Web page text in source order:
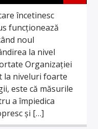
încetinesc
funcționează
noul
la nivel
Organizației
la niveluri foarte
este că măsurile
a împiedica
și […]